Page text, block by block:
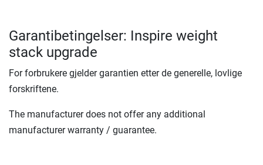
Garantibetingelser: Inspire weight
stack upgrade
For forbrukere gjelder garantien etter de generelle, lovlige
forskriftene.
The manufacturer does not offer any additional
manufacturer warranty / guarantee.